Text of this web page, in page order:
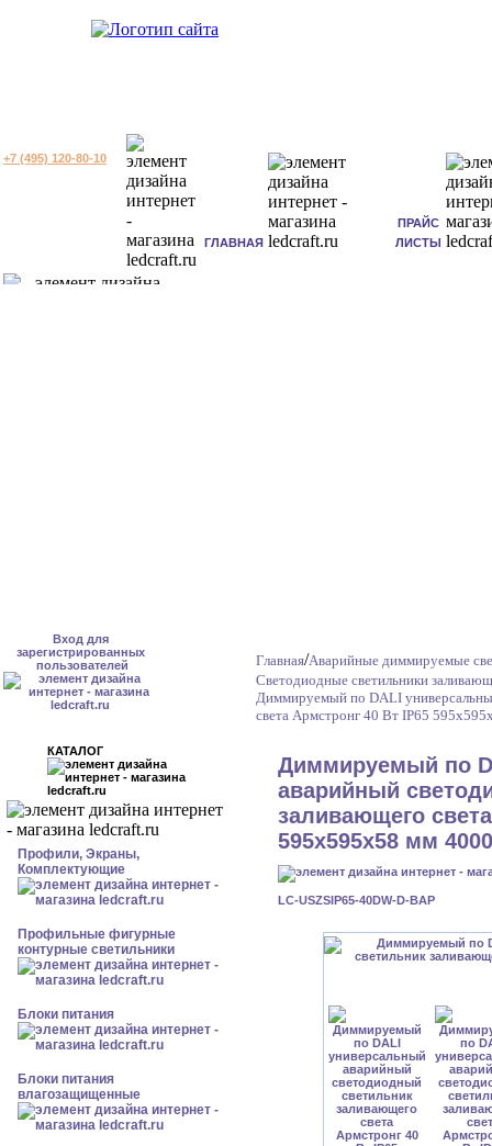
+7 (495) 120-80-10
ГЛАВНАЯ
ПРАЙС
ЛИСТЫ
Вход для
зарегистрированных
пользователей
КАТАЛОГ
Профили, Экраны,
Комплектующие
Профильные фигурные
контурные светильники
Блоки питания
Блоки питания
влагозащищенные
Главная/Аварийные диммируемые
Светодиодные светильники
Диммируемый по DALI
света Армстронг 40 Вт IP65
Диммируемый по
аварийный
заливающего
595x595x58 мм
LC-USZSIP65-40DW-D-BAP